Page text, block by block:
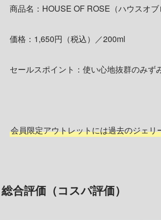
商品名：HOUSE OF ROSE（ハウスオ
価格：1,650円（税込）／200ml
セールスポイント：使い心地抜群のみ
会員限定アウトレットには過去のジェ
総合評価（コスパ評価）